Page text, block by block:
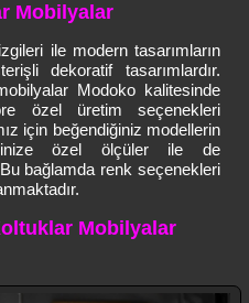
Mobilyalar
ile modern tasarımların
dekoratif tasarımlardır.
Modoko kalitesinde
özel üretim seçenekleri
için beğendiğiniz modellerin
özel ölçüler ile de
bağlamda renk seçenekleri
Mobilyalar